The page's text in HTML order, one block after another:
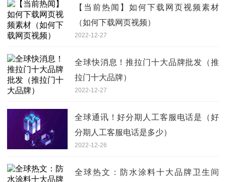
【当前热闻】如何下载网页视频素材
（如何下载网页视频）
2022-12-27
全球快消息！推拉门十大品牌批发（推
拉门十大品牌）
2022-12-27
全球通讯！好分期人工客服电话是（好
分期人工客服电话是多少）
2022-12-26
全球热文：防水涂料十大品牌卫生间